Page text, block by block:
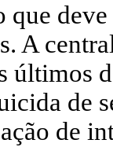
que
A
últimos
de
de